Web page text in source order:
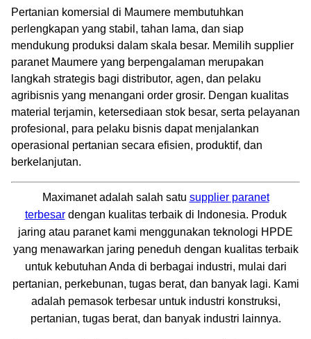
Pertanian komersial di Maumere membutuhkan
perlengkapan yang stabil, tahan lama, dan siap
mendukung produksi dalam skala besar. Memilih supplier
paranet Maumere yang berpengalaman merupakan
langkah strategis bagi distributor, agen, dan pelaku
agribisnis yang menangani order grosir. Dengan kualitas
material terjamin, ketersediaan stok besar, serta pelayanan
profesional, para pelaku bisnis dapat menjalankan
operasional pertanian secara efisien, produktif, dan
berkelanjutan.
Maximanet adalah salah satu supplier paranet
terbesardengan kualitas terbaik di Indonesia. Produk
jaring atau paranet kami menggunakan teknologi HPDE
yang menawarkan jaring peneduh dengan kualitas terbaik
untuk kebutuhan Anda di berbagai industri, mulai dari
pertanian, perkebunan, tugas berat, dan banyak lagi. Kami
adalah pemasok terbesar untuk industri konstruksi,
pertanian, tugas berat, dan banyak industri lainnya.